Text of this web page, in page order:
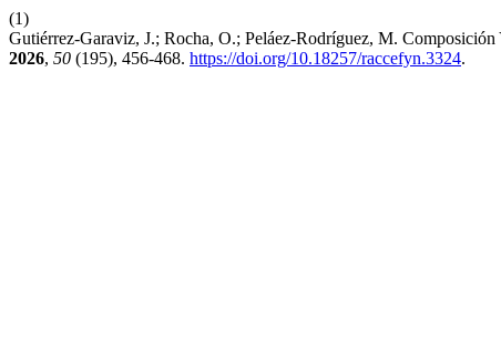
(1)
Gutiérrez-Garaviz, J.; Rocha, O.; Peláez-Rodríguez, M.
2026, 50 (195), 456-468. https://doi.org/10.18257/raccefyn.3324.